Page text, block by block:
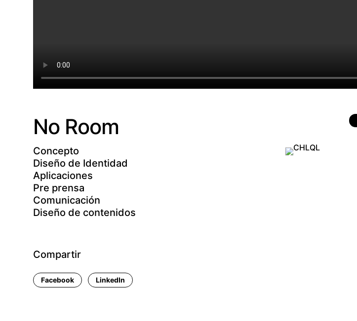
No Room
Concepto
Diseño de Identidad
Aplicaciones
Pre prensa
Comunicación
Diseño de contenidos
Facebook LinkedIn
Compartir